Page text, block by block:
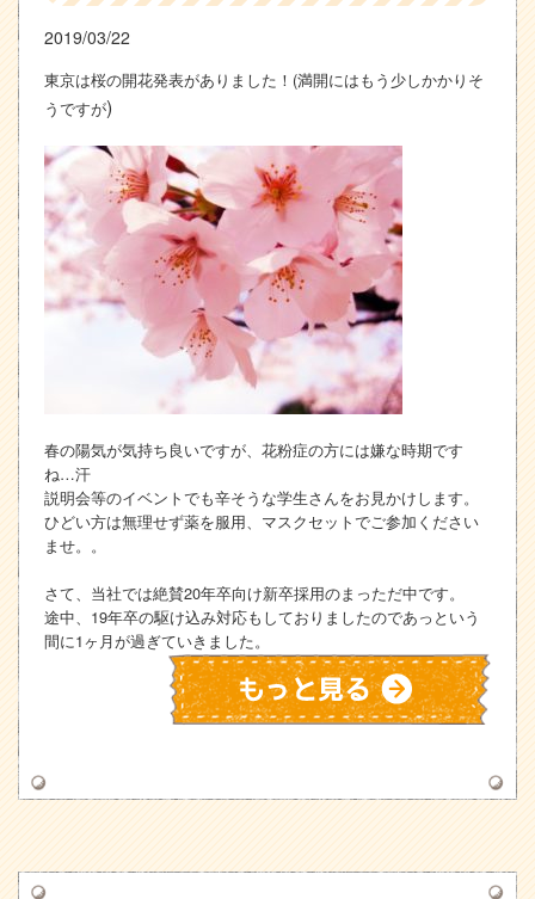
2019/03/22
東京は桜の開花発表がありました！(満開にはもう少しかかりそ
うですが)
春の陽気が気持ち良いですが、花粉症の方には嫌な時期です
ね…汗
説明会等のイベントでも辛そうな学生さんをお見かけします。
ひどい方は無理せず薬を服用、マスクセットでご参加ください
ませ。。
さて、当社では絶賛20年卒向け新卒採用のまっただ中です。
途中、19年卒の駆け込み対応もしておりましたのであっという
間に1ヶ月が過ぎていきました。